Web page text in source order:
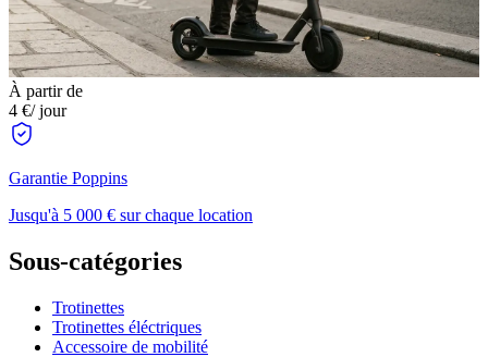
À partir de
4 €/ jour
Garantie Poppins
Jusqu'à 5 000 € sur chaque location
Sous-catégories
Trotinettes
Trotinettes éléctriques
Accessoire de mobilité